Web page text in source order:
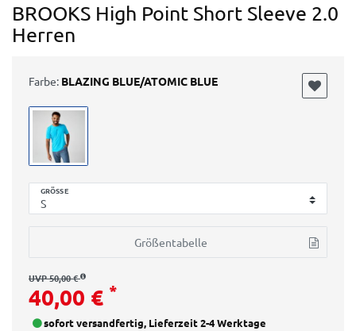
BROOKS High Point Short Sleeve 2.0
Herren
GRÖSSE
Größentabelle
Farbe: BLAZING BLUE/ATOMIC BLUE
UVP 50,00 €
40,00 € *
sofort versandfertig, Lieferzeit 2-4 Werktage